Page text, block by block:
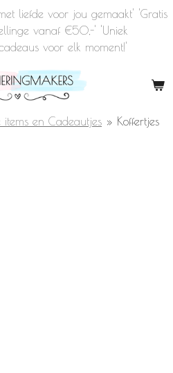
liefde voor jou gemaakt' 'Gratis
vanaf €50,-' 'Uniek
voor elk moment!'
items en Cadeautjes » Koffertjes